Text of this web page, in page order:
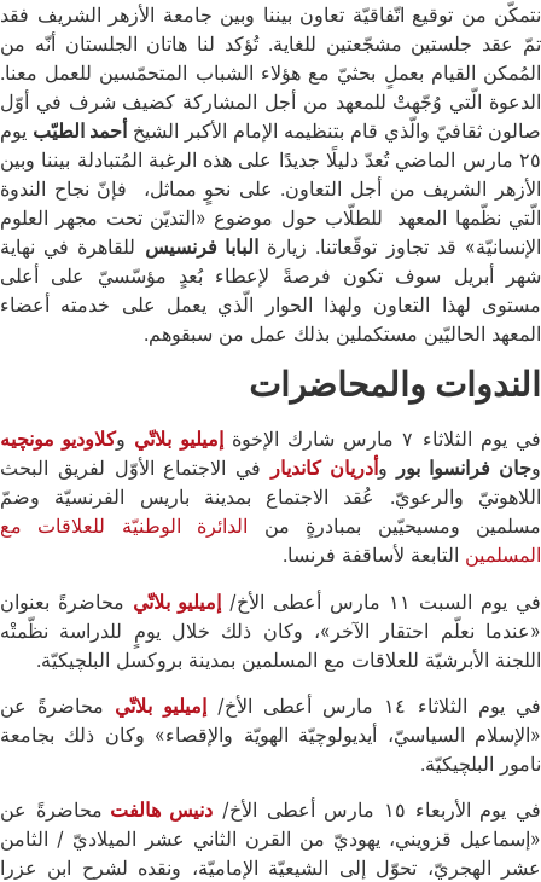
نتمكّن من توقيع اتّفاقيّة تعاون بيننا وبين جامعة الأزهر الشريف فقد
تمّ عقد جلستين مشجّعتين للغاية. تُؤكد لنا هاتان الجلستان أنّه من
المُمكن القيام بعملٍ بحثيّ مع هؤلاء الشباب المتحمّسين للعمل معنا.
الدعوة الّتي وُجّهتْ للمعهد من أجل المشاركة كضيف شرف في أوّل
صالون ثقافيّ والّذي قام بتنظيمه الإمام الأكبر الشيخأحمد الطيّب يوم
٢٥ مارس الماضي تُعدّ دليلًا جديدًا على هذه الرغبة المُتبادلة بيننا وبين
الأزهر الشريف من أجل التعاون. على نحوٍ مماثل، فإنّ نجاح الندوة
الّتي نظّمها المعهد للطلّاب حول موضوع «التديّن تحت مجهر العلوم
الإنسانيّة» قد تجاوز توقّعاتنا. زيارةالبابا فرنسيس للقاهرة في نهاية
شهر أبريل سوف تكون فرصةً لإعطاء بُعدٍ مؤسّسيّ على أعلى
مستوى لهذا التعاون ولهذا الحوار الّذي يعمل على خدمته أعضاء
المعهد الحاليّين مستكملين بذلك عمل من سبقوهم.
الندوات والمحاضرات
في يوم الثلاثاء ٧ مارس شارك الإخوة إميليو بلاتّي وكلاوديو مونچيه
وجان فرانسوا بور وأدريان كانديار
في الاجتماع الأوّل لفريق البحث
اللاهوتيّ والرعويّ. عُقد الاجتماع بمدينة باريس الفرنسيّة وضمّ
مسلمين ومسيحيّين بمبادرةٍ من الدائرة الوطنيّة للعلاقات مع
المسلمين التابعة لأساقفة فرنسا.
في يوم السبت ١١ مارس أعطى الأخ/
إميليو بلاتّي محاضرةً بعنوان
«عندما نعلّم احتقار الآخر»، وكان ذلك خلال يومٍ للدراسة نظّمتْه
اللجنة الأبرشيّة للعلاقات مع المسلمين بمدينة بروكسل البلچيكيّة.
في يوم الثلاثاء ١٤ مارس أعطى الأخ/
إميليو بلاتّي محاضرةً عن
«الإسلام السياسيّ، أيديولوچيّة الهويّة والإقصاء» وكان ذلك بجامعة
نامور البلچيكيّة.
في يوم الأربعاء ١٥ مارس أعطى الأخ/
دنيس هالفت محاضرةً عن
«إسماعيل قزويني، يهوديّ من القرن الثاني عشر الميلاديّ / الثامن
عشر الهجريّ، تحوّل إلى الشيعيّة الإماميّة، ونقده لشرح ابن عزرا